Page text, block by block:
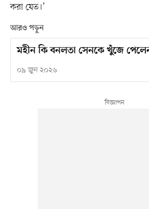
করা যেত।’
আরও পড়ুন
মহীন কি বনলতা সেনকে খুঁজে
০৯ জুন ২০২৬